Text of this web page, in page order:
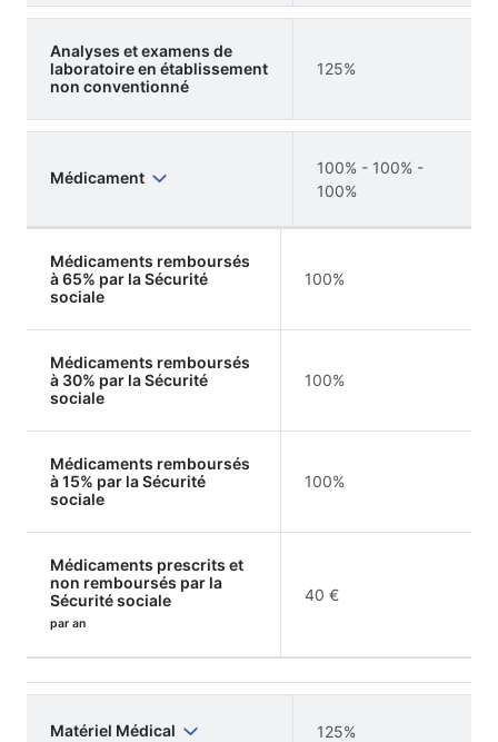
Analyses et examens de
laboratoire en établissement
non conventionné
125%
Médicament
100% - 100% -
100%
Médicaments remboursés
à 65% par la Sécurité
sociale
100%
Médicaments remboursés
à 30% par la Sécurité
sociale
100%
Médicaments remboursés
à 15% par la Sécurité
sociale
100%
Médicaments prescrits et
non remboursés par la
Sécurité sociale
par an
40 €
Matériel Médical 125%